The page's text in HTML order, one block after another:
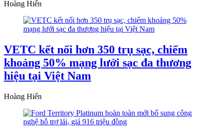
Hoàng Hiển
VETC kết nối hơn 350 trụ sạc, chiếm
khoảng 50% mạng lưới sạc đa thương
hiệu tại Việt Nam
Hoàng Hiển